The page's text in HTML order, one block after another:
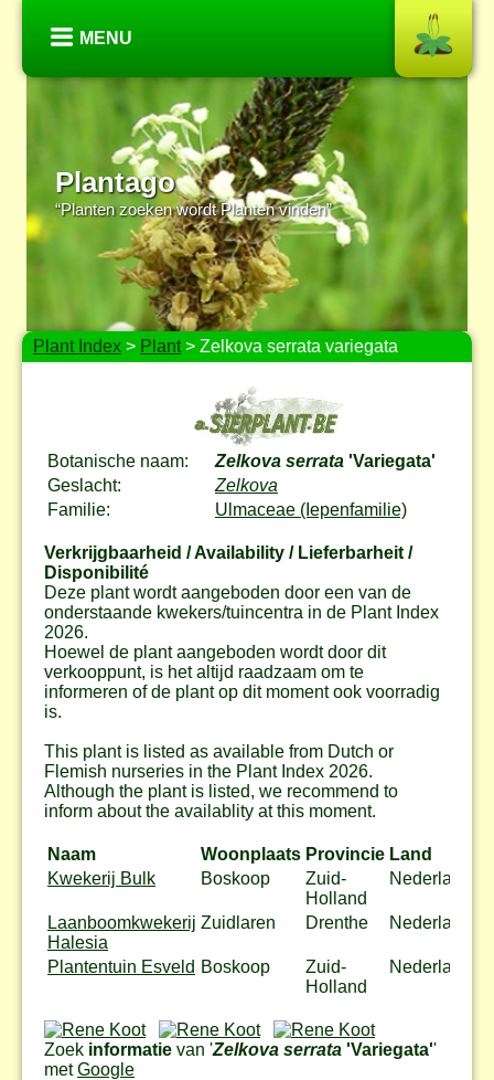
MENU
Plantago
“Planten zoeken wordt Planten vinden”
Plant Index > Plant> Zelkova serrata variegata
Botanische naam: Zelkova serrata 'Variegata'
Geslacht:
Zelkova
Familie:
Ulmaceae (Iepenfamilie)
Verkrijgbaarheid / Availability / Lieferbarheit /
Disponibilité
Deze plant wordt aangeboden door een van de
onderstaande kwekers/tuincentra in de Plant Index
2026.
Hoewel de plant aangeboden wordt door dit
verkooppunt, is het altijd raadzaam om te
informeren of de plant op dit moment ook voorradig
is.
This plant is listed as available from Dutch or
Flemish nurseries in the Plant Index 2026.
Although the plant is listed, we recommend to
inform about the availablity at this moment.
Naam Woonplaats Provincie Land
Kwekerij Bulk
Boskoop
Zuid-
Holland
Nederland
Laanboomkwekerij
Halesia
Zuidlaren Drenthe Nederland
Plantentuin Esveld Boskoop
Zuid-
Holland
Nederland
Zoek informatie van 'Zelkova serrata 'Variegata''
metGoogle